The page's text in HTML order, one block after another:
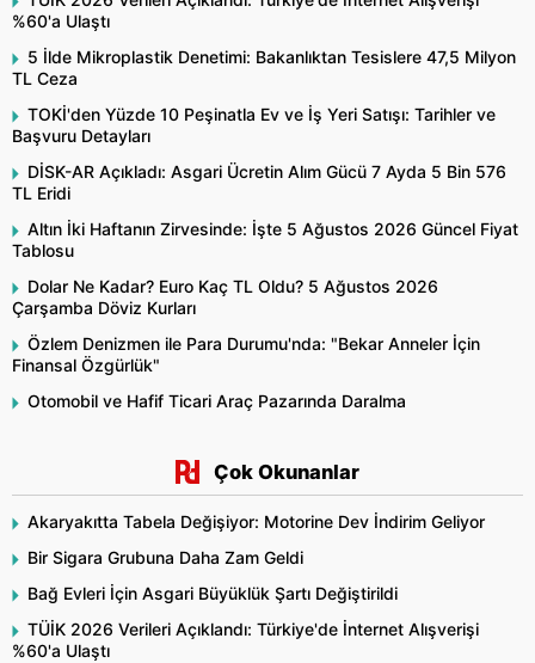
%60'a Ulaştı
5 İlde Mikroplastik Denetimi: Bakanlıktan Tesislere 47,5 Milyon
TL Ceza
TOKİ'den Yüzde 10 Peşinatla Ev ve İş Yeri Satışı: Tarihler ve
Başvuru Detayları
DİSK-AR Açıkladı: Asgari Ücretin Alım Gücü 7 Ayda 5 Bin 576
TL Eridi
Altın İki Haftanın Zirvesinde: İşte 5 Ağustos 2026 Güncel Fiyat
Tablosu
Dolar Ne Kadar? Euro Kaç TL Oldu? 5 Ağustos 2026
Çarşamba Döviz Kurları
Özlem Denizmen ile Para Durumu'nda: "Bekar Anneler İçin
Finansal Özgürlük"
Otomobil ve Hafif Ticari Araç Pazarında Daralma
Çok Okunanlar
Akaryakıtta Tabela Değişiyor: Motorine Dev İndirim Geliyor
Bir Sigara Grubuna Daha Zam Geldi
Bağ Evleri İçin Asgari Büyüklük Şartı Değiştirildi
TÜİK 2026 Verileri Açıklandı: Türkiye'de İnternet Alışverişi
%60'a Ulaştı